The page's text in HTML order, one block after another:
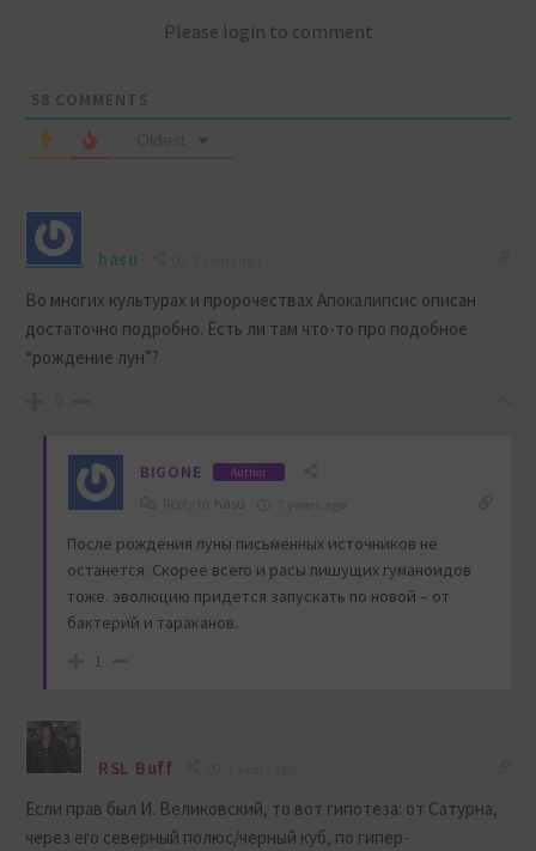
Please login to comment
58 COMMENTS
hasu
Во многих культурах и пророчествах Апокалипсис описан
достаточно подробно. Есть ли там что-то про подобное
“рождение лун”?
BIGONE Author
hasu
После рождения луны письменных источников не
останется. Скорее всего и расы пишущих гуманоидов
тоже. эволюцию придется запускать по новой – от
бактерий и тараканов.
1
RSL Buff
Если прав был И. Великовский, то вот гипотеза: от Сатурна,
через его северный полюс/черный куб, по гипер-